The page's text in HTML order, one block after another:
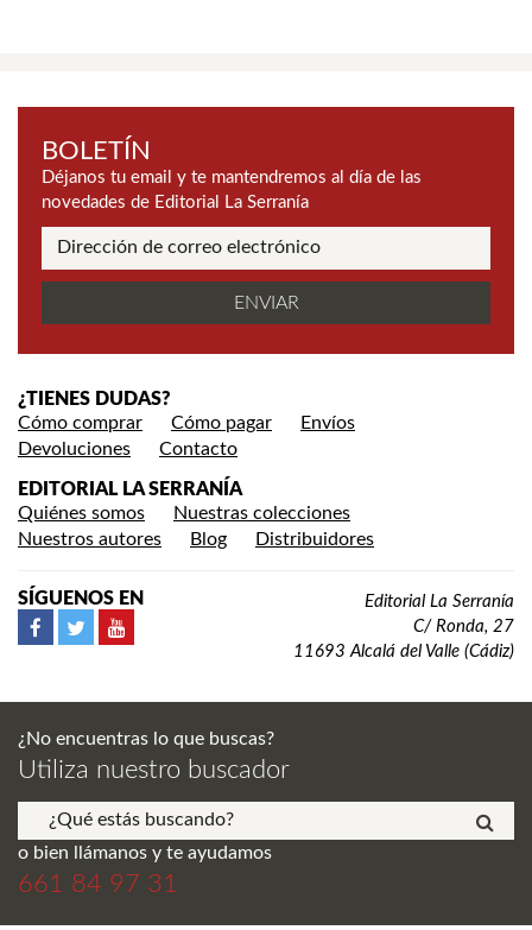
BOLETÍN
Déjanos tu email y te mantendremos al día de las
novedades de Editorial La Serranía
¿TIENES DUDAS?
Cómo comprar
Cómo pagar
Envíos
Devoluciones
Contacto
EDITORIAL LA SERRANÍA
Quiénes somos
Nuestras colecciones
Nuestros autores
Blog Distribuidores
SÍGUENOS EN
Editorial La Serranía
C/ Ronda, 27
11693 Alcalá del Valle (Cádiz)
¿No encuentras lo que buscas?
Utiliza nuestro buscador
o bien llámanos y te ayudamos
661 84 97 31